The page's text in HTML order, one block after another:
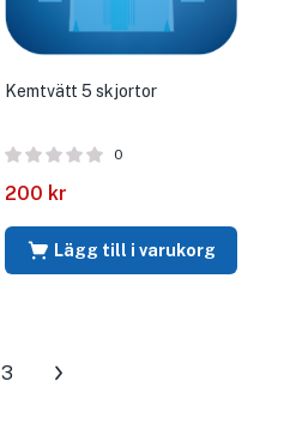
Kemtvätt 5 skjortor
0
200 kr
Lägg till i varukorg
3